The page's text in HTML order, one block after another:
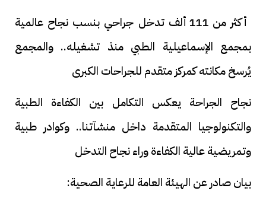
أكثر من 111 ألف تدخل جراحي بنسب نجاح عالمية
بمجمع الإسماعيلية الطبي منذ تشغيله.. والمجمع
يُرسخ مكانته كمركز متقدم للجراحات الكبرى
نجاح الجراحة يعكس التكامل بين الكفاءة الطبية
والتكنولوجيا المتقدمة داخل منشآتنا.. وكوادر طبية
وتمريضية عالية الكفاءة وراء نجاح التدخل
بيان صادر عن الهيئة العامة للرعاية الصحية: